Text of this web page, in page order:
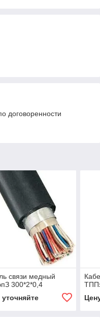
договоренности
связи медный
300*2*0,4
уточняйте